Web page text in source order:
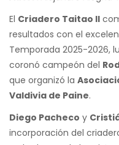
El Criadero Taitao II
resultados con el
Temporada 2025-2026,
coronó campeón del
que organizó la
Valdivia de Paine.
Diego Pacheco y
incorporación del